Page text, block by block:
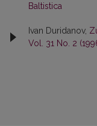
Baltistica
Ivan Duridanov,
Vol. 31 No. 2